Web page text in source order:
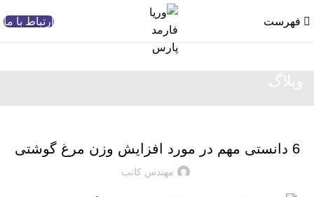
فهرست ارتباط با ما
6 دانستی مهم در مورد افزایش وزن مرغ گوشتی
مهندس کاتب